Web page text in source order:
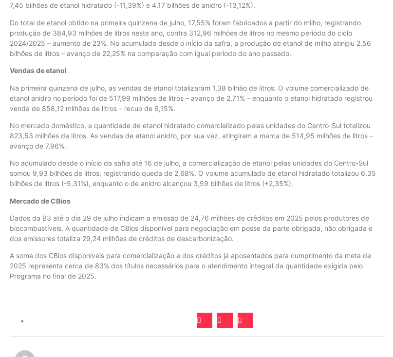
7,45 bilhões de etanol hidratado (-11,39%) e 4,17 bilhões de anidro (-13,12%).
Do total de etanol obtido na primeira quinzena de julho, 17,55% foram fabricados a partir do milho, registrando
produção de 384,93 milhões de litros neste ano, contra 312,96 milhões de litros no mesmo período do ciclo
2024/2025 – aumento de 23%. No acumulado desde o início da safra, a produção de etanol de milho atingiu 2,56
bilhões de litros – avanço de 22,25% na comparação com igual período do ano passado.
Vendas de etanol
Na primeira quinzena de julho, as vendas de etanol totalizaram 1,38 bilhão de litros. O volume comercializado de
etanol anidro no período foi de 517,99 milhões de litros – avanço de 2,71% – enquanto o etanol hidratado registrou
venda de 858,12 milhões de litros – recuo de 6,15%.
No mercado doméstico, a quantidade de etanol hidratado comercializado pelas unidades do Centro-Sul totalizou
823,53 milhões de litros. As vendas de etanol anidro, por sua vez, atingiram a marca de 514,95 milhões de litros –
avanço de 7,96%.
No acumulado desde o início da safra até 16 de julho, a comercialização de etanol pelas unidades do Centro-Sul
somou 9,93 bilhões de litros, registrando queda de 2,68%. O volume acumulado de etanol hidratado totalizou 6,35
bilhões de litros (-5,31%), enquanto o de anidro alcançou 3,59 bilhões de litros (+2,35%).
Mercado de CBios
Dados da B3 até o dia 29 de julho indicam a emissão de 24,76 milhões de créditos em 2025 pelos produtores de
biocombustíveis. A quantidade de CBios disponível para negociação em posse da parte obrigada, não obrigada e
dos emissores totaliza 29,24 milhões de créditos de descarbonização.
A soma dos CBios disponíveis para comercialização e dos créditos já aposentados para cumprimento da meta de
2025 representa cerca de 83% dos títulos necessários para o atendimento integral da quantidade exigida pelo
Programa no final de 2025.